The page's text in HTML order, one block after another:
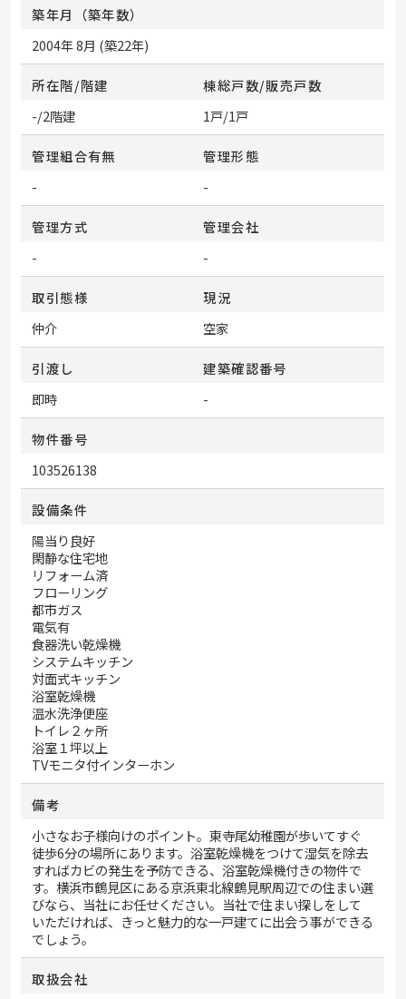
築年月（築年数）
2004年 8月 (築22年)
所在階/階建
棟総戸数/販売戸数
-/2階建
1戸/1戸
管理組合有無
管理形態
-
-
管理方式
管理会社
-
-
取引態様
現況
仲介
空家
引渡し
建築確認番号
即時
-
物件番号
103526138
設備条件
陽当り良好
閑静な住宅地
リフォーム済
フローリング
都市ガス
電気有
食器洗い乾燥機
システムキッチン
対面式キッチン
浴室乾燥機
温水洗浄便座
トイレ２ヶ所
浴室１坪以上
TVモニタ付インターホン
備考
小さなお子様向けのポイント。東寺尾幼稚園が歩いてすぐ
徒歩6分の場所にあります。浴室乾燥機をつけて湿気を除去
すればカビの発生を予防できる、浴室乾燥機付きの物件で
す。横浜市鶴見区にある京浜東北線鶴見駅周辺での住まい選
びなら、当社にお任せください。当社で住まい探しをして
いただければ、きっと魅力的な一戸建てに出会う事ができる
でしょう。
取扱会社